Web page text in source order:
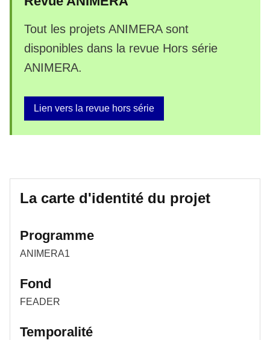
Tout les projets ANIMERA sont
disponibles dans la revue Hors série
ANIMERA.
Lien vers la revue hors série
La carte d'identité du projet
Programme
ANIMERA1
Fond
FEADER
Temporalité